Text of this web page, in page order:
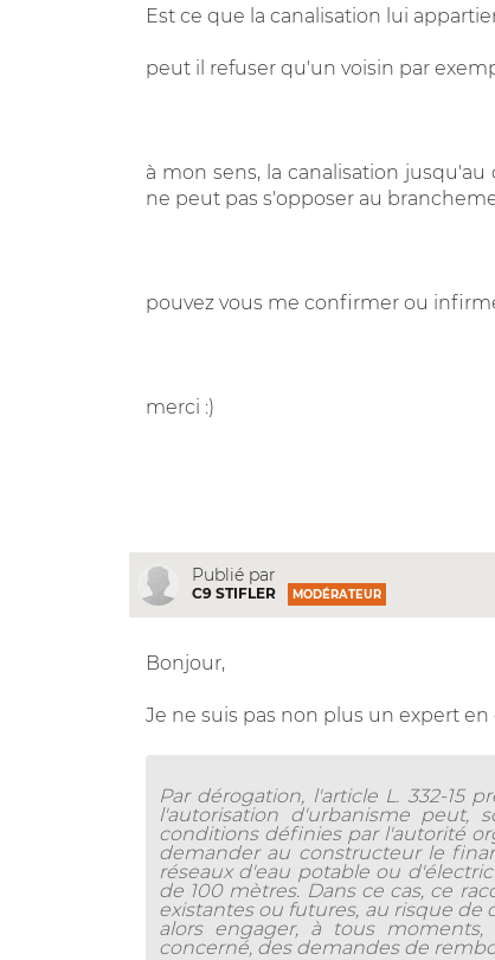
Est ce que la canalisation lui
peut il refuser qu'un voisin par
à mon sens, la canalisation
ne peut pas s'opposer au
pouvez vous me confirmer ou
merci :)
Publié par
C9 STIFLER MODÉRATEUR
Bonjour,
Je ne suis pas non plus un expert
Par dérogation, l'article L. 332-15
l'autorisation d'urbanisme peut,
conditions définies par l'autorité
demander au constructeur le
réseaux d'eau potable ou
de 100 mètres. Dans ce cas, ce
existantes ou futures, au risque
alors engager, à tous
concerné, des demandes de